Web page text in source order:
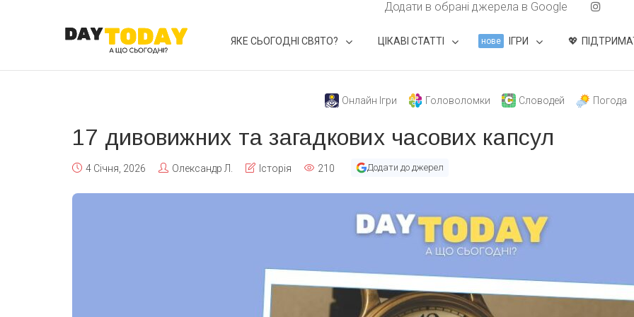
Додати в обрані джерела в Google
ЯКЕ СЬОГОДНІ СВЯТО? ЦІКАВІ СТАТТІ нове ІГРИ
Онлайн Ігри Головоломки Словодей Погода
17 дивовижних та загадкових часових капсул
4 Січня, 2026 Олександр Л. Історія 210 Додати до джерел